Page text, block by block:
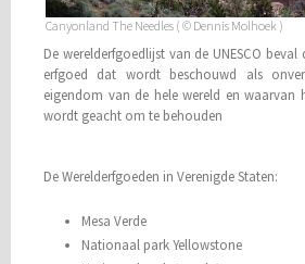
Canyonland The Needles ( © Dennis Molhoek )
De werelderfgoedlijst van de UNESCO
erfgoed dat wordt beschouwd als
eigendom van de hele wereld en waarvan
wordt geacht om te behouden
De Werelderfgoeden in Verenigde Staten:
Mesa Verde
Nationaal park Yellowstone